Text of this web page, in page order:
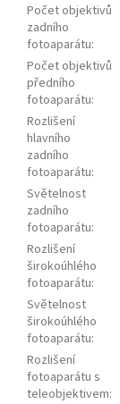
Počet objektivů
zadního
fotoaparátu:
Počet objektivů
předního
fotoaparátu:
Rozlišení
hlavního
zadního
fotoaparátu:
Světelnost
zadního
fotoaparátu:
Rozlišení
širokoúhlého
fotoaparátu:
Světelnost
širokoúhlého
fotoaparátu:
Rozlišení
fotoaparátu s
teleobjektivem: